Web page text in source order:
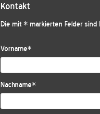
Kontakt
Die mit * markierten Felder sind
Vorname*
Nachname*